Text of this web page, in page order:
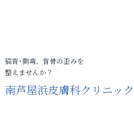
猫背･側弯、背骨の歪みを
整えませんか？
南芦屋浜皮膚科クリニック